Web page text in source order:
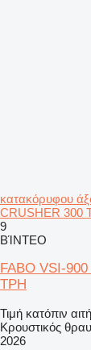
κατακόρυφου
CRUSHER 300
9
ΒΊΝΤΕΟ
FABO VSI-
TPH
Τιμή κατόπιν
Κρουστικός
2026